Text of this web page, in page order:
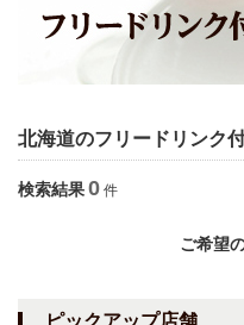
北海道のフリードリンク
検索結果0 件
ご希望
ピックアップ店舗